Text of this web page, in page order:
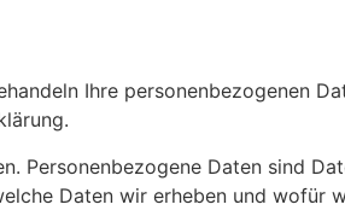
Ihre personenbezogenen
Personenbezogene Daten sind
Daten wir erheben und wofür